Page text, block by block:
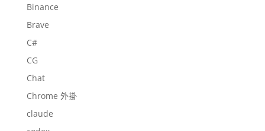
Binance
Brave
C#
CG
Chat
Chrome 外掛
claude